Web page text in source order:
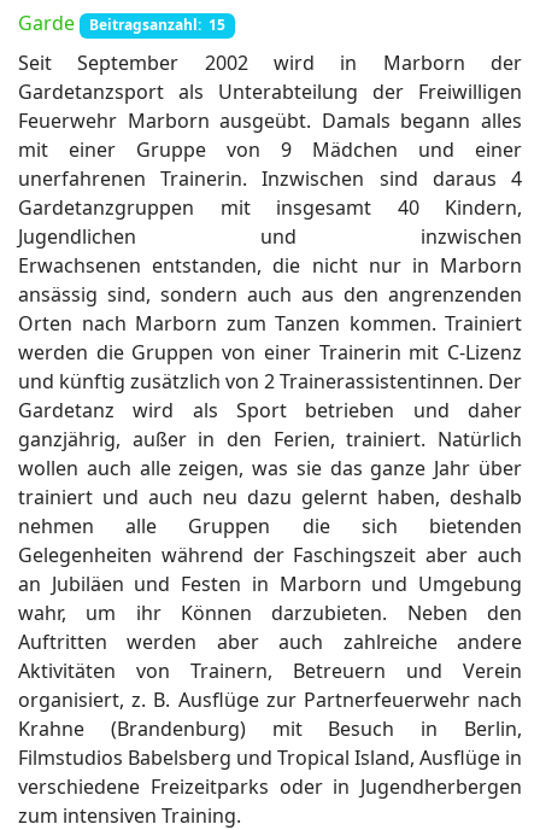
Garde Beitragsanzahl: 15
Seit September 2002 wird in Marborn der
Gardetanzsport als Unterabteilung der Freiwilligen
Feuerwehr Marborn ausgeübt. Damals begann alles
mit einer Gruppe von 9 Mädchen und einer
unerfahrenen Trainerin. Inzwischen sind daraus 4
Gardetanzgruppen mit insgesamt 40 Kindern,
Jugendlichen und inzwischen
Erwachsenen entstanden, die nicht nur in Marborn
ansässig sind, sondern auch aus den angrenzenden
Orten nach Marborn zum Tanzen kommen. Trainiert
werden die Gruppen von einer Trainerin mit C-Lizenz
und künftig zusätzlich von 2 Trainerassistentinnen. Der
Gardetanz wird als Sport betrieben und daher
ganzjährig, außer in den Ferien, trainiert. Natürlich
wollen auch alle zeigen, was sie das ganze Jahr über
trainiert und auch neu dazu gelernt haben, deshalb
nehmen alle Gruppen die sich bietenden
Gelegenheiten während der Faschingszeit aber auch
an Jubiläen und Festen in Marborn und Umgebung
wahr, um ihr Können darzubieten. Neben den
Auftritten werden aber auch zahlreiche andere
Aktivitäten von Trainern, Betreuern und Verein
organisiert, z. B. Ausflüge zur Partnerfeuerwehr nach
Krahne (Brandenburg) mit Besuch in Berlin,
Filmstudios Babelsberg und Tropical Island, Ausflüge in
verschiedene Freizeitparks oder in Jugendherbergen
zum intensiven Training.